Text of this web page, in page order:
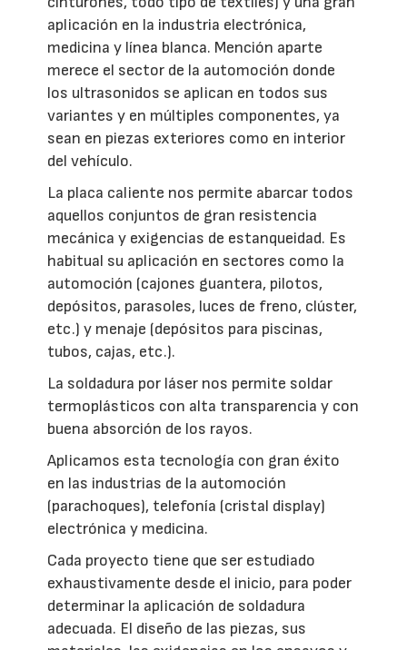
aplicación en la industria electrónica,
medicina y línea blanca. Mención aparte
merece el sector de la automoción donde
los ultrasonidos se aplican en todos sus
variantes y en múltiples componentes, ya
sean en piezas exteriores como en interior
del vehículo.
La placa caliente nos permite abarcar todos
aquellos conjuntos de gran resistencia
mecánica y exigencias de estanqueidad. Es
habitual su aplicación en sectores como la
automoción (cajones guantera, pilotos,
depósitos, parasoles, luces de freno, clúster,
etc.) y menaje (depósitos para piscinas,
tubos, cajas, etc.).
La soldadura por láser nos permite soldar
termoplásticos con alta transparencia y con
buena absorción de los rayos.
Aplicamos esta tecnología con gran éxito
en las industrias de la automoción
(parachoques), telefonía (cristal display)
electrónica y medicina.
Cada proyecto tiene que ser estudiado
exhaustivamente desde el inicio, para poder
determinar la aplicación de soldadura
adecuada. El diseño de las piezas, sus